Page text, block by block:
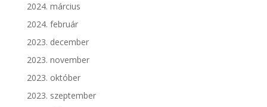
2024. március
2024. február
2023. december
2023. november
2023. október
2023. szeptember